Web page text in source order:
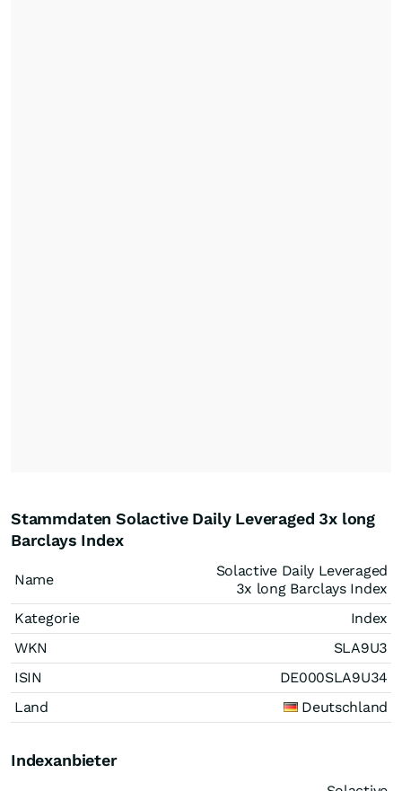
Stammdaten Solactive Daily Leveraged 3x long
Barclays Index
Name
Solactive Daily Leveraged
3x long Barclays Index
Kategorie
Index
WKN
SLA9U3
ISIN
DE000SLA9U34
Land
Deutschland
Indexanbieter